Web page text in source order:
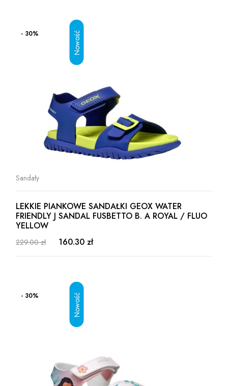
- 30%
Sandały
LEKKIE PIANKOWE SANDAŁKI GEOX WATER
FRIENDLY J SANDAL FUSBETTO B. A ROYAL / FLUO
YELLOW
229.00 zł 160.30 zł
- 30%